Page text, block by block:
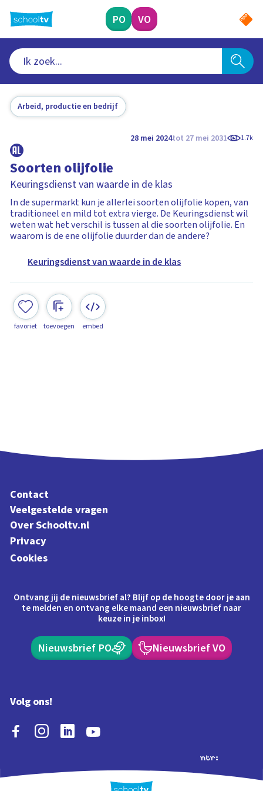
naar
hoofdinhoud
PO VO
Arbeid, productie en bedrijf
28 mei 2024tot 27 mei 2031 1.7k
Soorten olijfolie
Keuringsdienst van waarde in de klas
In de supermarkt kun je allerlei soorten olijfolie kopen, van
traditioneel en mild tot extra vierge. De Keuringsdienst wil
weten wat het verschil is tussen al die soorten olijfolie. En
waarom is de ene olijfolie duurder dan de andere?
Keuringsdienst van waarde in de klas
favoriet toevoegen embed
Contact
Veelgestelde vragen
Over Schooltv.nl
Privacy
Cookies
Ontvang jij de nieuwsbrief al? Blijf op de hoogte door je aan
te melden en ontvang elke maand een nieuwsbrief naar
keuze in je inbox!
Nieuwsbrief PO Nieuwsbrief VO
Volg ons!